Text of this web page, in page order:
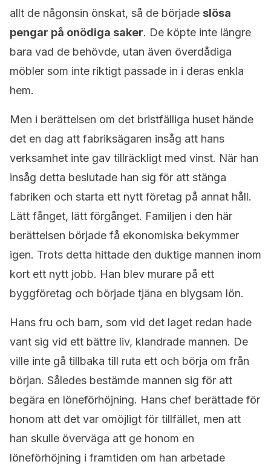
allt de någonsin önskat, så de började slösa
pengar på onödiga saker. De köpte inte längre
bara vad de behövde, utan även överdådiga
möbler som inte riktigt passade in i deras enkla
hem.
Men i berättelsen om det bristfälliga huset hände
det en dag att fabriksägaren insåg att hans
verksamhet inte gav tillräckligt med vinst. När han
insåg detta beslutade han sig för att stänga
fabriken och starta ett nytt företag på annat håll.
Lätt fånget, lätt förgånget. Familjen i den här
berättelsen började få ekonomiska bekymmer
igen. Trots detta hittade den duktige mannen inom
kort ett nytt jobb. Han blev murare på ett
byggföretag och började tjäna en blygsam lön.
Hans fru och barn, som vid det laget redan hade
vant sig vid ett bättre liv, klandrade mannen. De
ville inte gå tillbaka till ruta ett och börja om från
början. Således bestämde mannen sig för att
begära en löneförhöjning. Hans chef berättade för
honom att det var omöjligt för tillfället, men att
han skulle överväga att ge honom en
löneförhöjning i framtiden om han arbetade